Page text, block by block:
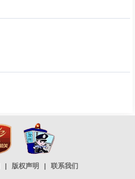
| 版权声明 | 联系我们